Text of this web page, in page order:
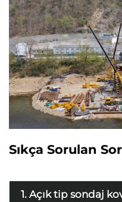
Sıkça Sorulan
1. Açık tip sondaj